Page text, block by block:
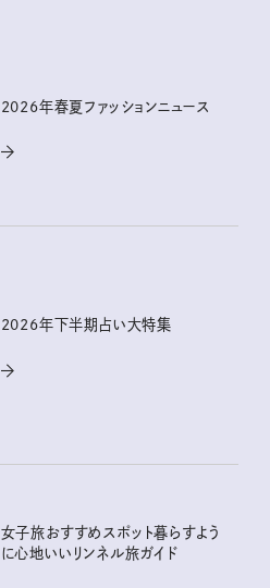
2026年春夏ファッションニュース
2026年下半期占い大特集
女子旅おすすめスポット暮らすよう
に心地いいリンネル旅ガイド